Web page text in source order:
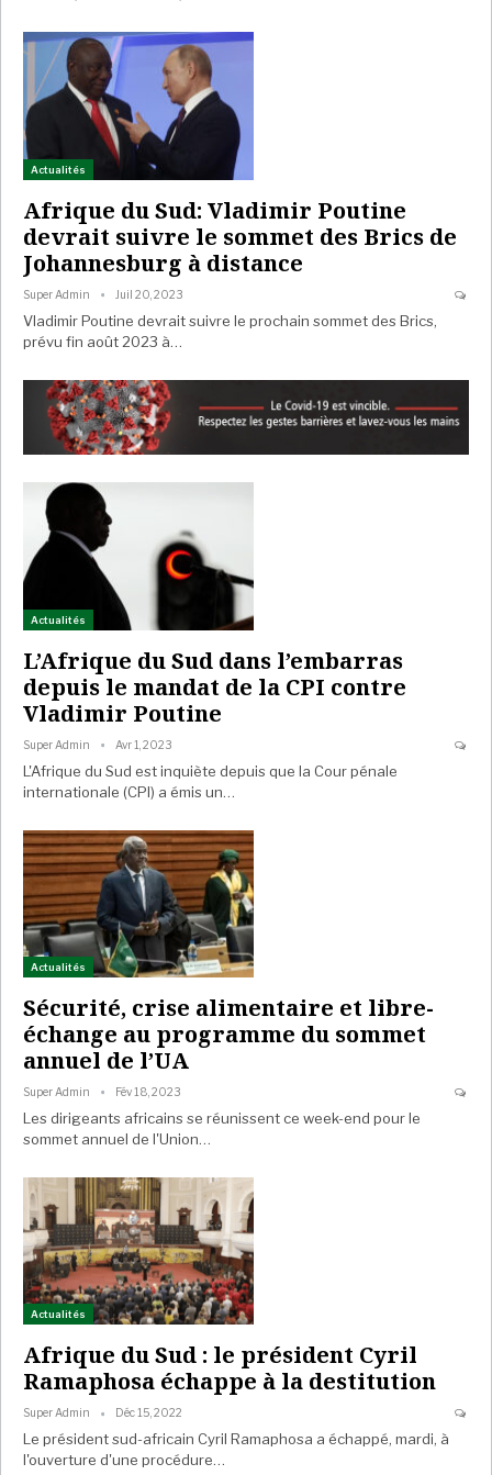
Actualités
Afrique du Sud: Vladimir Poutine
devrait suivre le sommet des Brics de
Johannesburg à distance
Super Admin Juil 20, 2023
Vladimir Poutine devrait suivre le prochain sommet des Brics,
prévu fin août 2023 à…
Actualités
L’Afrique du Sud dans l’embarras
depuis le mandat de la CPI contre
Vladimir Poutine
Super Admin Avr 1, 2023
L'Afrique du Sud est inquiète depuis que la Cour pénale
internationale (CPI) a émis un…
Actualités
Sécurité, crise alimentaire et libre-
échange au programme du sommet
annuel de l’UA
Super Admin Fév 18, 2023
Les dirigeants africains se réunissent ce week-end pour le
sommet annuel de l'Union…
Actualités
Afrique du Sud : le président Cyril
Ramaphosa échappe à la destitution
Super Admin Déc 15, 2022
Le président sud-africain Cyril Ramaphosa a échappé, mardi, à
l'ouverture d'une procédure…